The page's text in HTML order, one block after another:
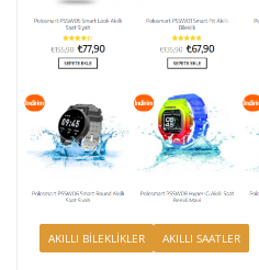
AKILLI BILEKLIKLER AKILLI SAATLER